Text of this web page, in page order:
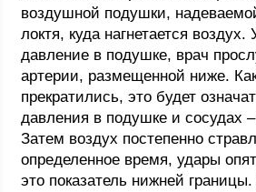
воздушной подушки,
локтя, куда нагнетается воздух.
давление в подушке, врач
артерии, размещенной ниже.
прекратились, это будет
давления в подушке и сосудах
Затем воздух постепенно
определенное время, удары
это показатель нижней